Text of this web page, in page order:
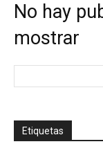
No hay
mostrar
Etiquetas